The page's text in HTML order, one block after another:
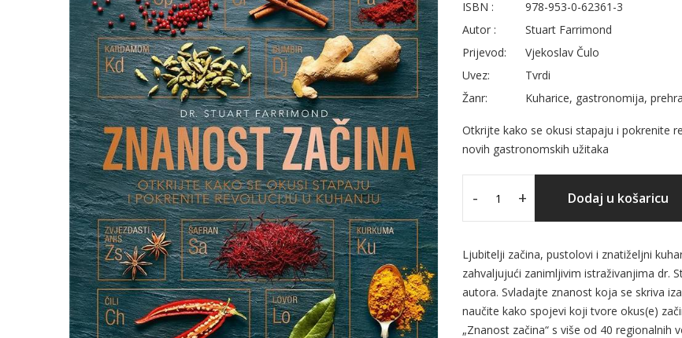
ISBN :
978-953-0-62361-3
Autor :
Stuart Farrimond
Prijevod:
Vjekoslav Čulo
Uvez:
Tvrdi
Žanr:
Kuharice, gastronomija,
Otkrijte kako se okusi stapaju i pokrenite
novih gastronomskih užitaka
- + Dodaj u košaricu
Ljubitelji začina, pustolovi i znatiželjni
zahvaljujući zanimljivim istraživanjima dr.
autora. Svladajte znanost koja se skriva
naučite kako spojevi koji tvore okus(e)
„Znanost začina“ s više od 40 regionalnih